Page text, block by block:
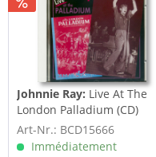
Johnnie Ray: Live At The
London Palladium (CD)
Art-Nr.: BCD15666
Immédiatement